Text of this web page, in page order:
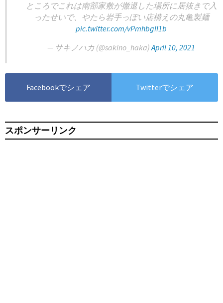
ところでこれは南部家敷が撤退した場所に居抜きで入
ったせいで、やたら岩手っぽい店構えの丸亀製麺
pic.twitter.com/vPmhbgII1b
— サキノハカ (@sakino_haka)April 10, 2021
Facebookでシェア Twitterでシェア
スポンサーリンク